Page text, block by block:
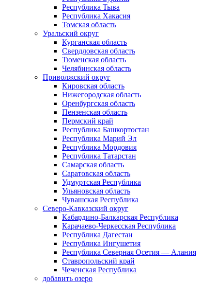
Республика Тыва
Республика Хакасия
Томская область
Уральский округ
Курганская область
Свердловская область
Тюменская область
Челябинская область
Приволжский округ
Кировская область
Нижегородская область
Оренбургская область
Пензенская область
Пермский край
Республика Башкортостан
Республика Марий Эл
Республика Мордовия
Республика Татарстан
Самарская область
Саратовская область
Удмуртская Республика
Ульяновская область
Чувашская Республика
Северо-Кавказский округ
Кабардино-Балкарская Республика
Карачаево-Черкесская Республика
Республика Дагестан
Республика Ингушетия
Республика Северная Осетия — Алания
Ставропольский край
Чеченская Республика
добавить озеро